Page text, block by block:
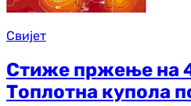
Свијет
Стиже пржење на
Топлотна купола